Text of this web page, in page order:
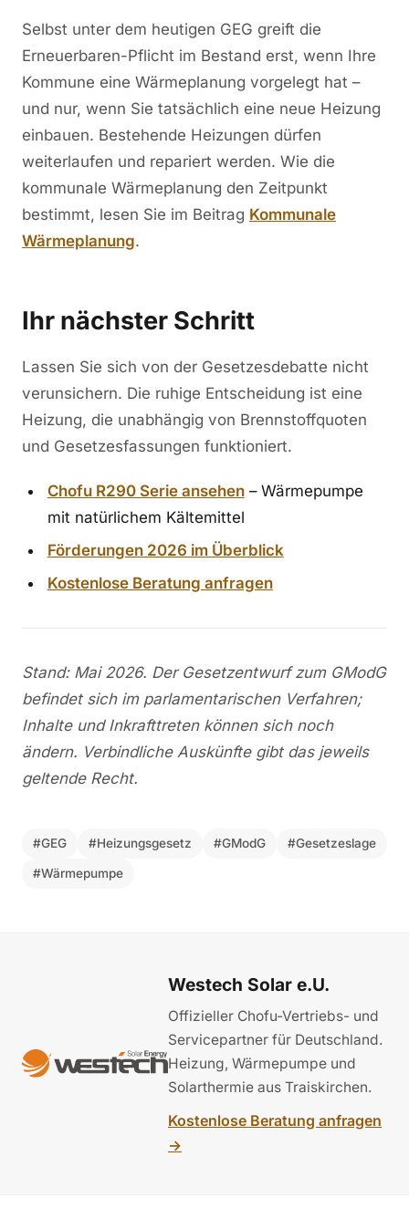
Selbst unter dem heutigen GEG greift die
Erneuerbaren-Pflicht im Bestand erst, wenn Ihre
Kommune eine Wärmeplanung vorgelegt hat –
und nur, wenn Sie tatsächlich eine neue Heizung
einbauen. Bestehende Heizungen dürfen
weiterlaufen und repariert werden. Wie die
kommunale Wärmeplanung den Zeitpunkt
bestimmt, lesen Sie im Beitrag Kommunale
Wärmeplanung.
Ihr nächster Schritt
Lassen Sie sich von der Gesetzesdebatte nicht
verunsichern. Die ruhige Entscheidung ist eine
Heizung, die unabhängig von Brennstoffquoten
und Gesetzesfassungen funktioniert.
Chofu R290 Serie ansehen– Wärmepumpe
mit natürlichem Kältemittel
Förderungen 2026 im Überblick
Kostenlose Beratung anfragen
Stand: Mai 2026. Der Gesetzentwurf zum GModG
befindet sich im parlamentarischen Verfahren;
Inhalte und Inkrafttreten können sich noch
ändern. Verbindliche Auskünfte gibt das jeweils
geltende Recht.
#GEG #Heizungsgesetz #GModG #Gesetzeslage
#Wärmepumpe
Westech Solar e.U.
Offizieller Chofu-Vertriebs- und
Servicepartner für Deutschland.
Heizung, Wärmepumpe und
Solarthermie aus Traiskirchen.
Kostenlose Beratung anfragen
→